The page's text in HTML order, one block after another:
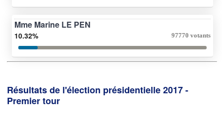
Mme Marine LE PEN
10.32% 97770 votants
Résultats de l'élection présidentielle 2017 -
Premier tour